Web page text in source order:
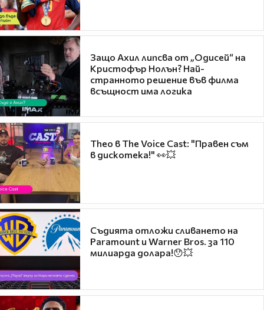
Защо Ахил липсва от „Одисей“ на
Кристофър Нолън? Най-
странното решение във филма
всъщност има логика
Theo в The Voice Cast: "Правен съм
в дискотека!" 👀💥
Съдията отложи сливането на
Paramount и Warner Bros. за 110
милиарда долара!😯💥